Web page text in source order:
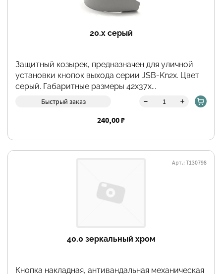
20.x серый
Защитный козырек, предназначен для уличной
установки кнопок выхода серии JSB-Kn2х. Цвет
серый. Габаритные размеры 42х37х...
Быстрый заказ - +
240,00 ₽
40.0 зеркальный хром
Арт.: Т130798
Кнопка накладная, антивандальная механическая